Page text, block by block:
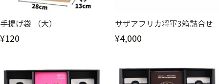
手提げ袋 （大）
¥120
サザアフリカ将軍3箱詰合せ
¥4,000